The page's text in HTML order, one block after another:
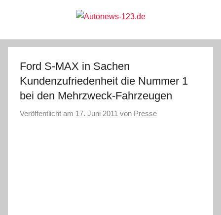
Autonews-
123.de
Ford S-MAX in Sachen
Kundenzufriedenheit die Nummer 1
bei den Mehrzweck-Fahrzeugen
Veröffentlicht am 17. Juni 2011 von Presse